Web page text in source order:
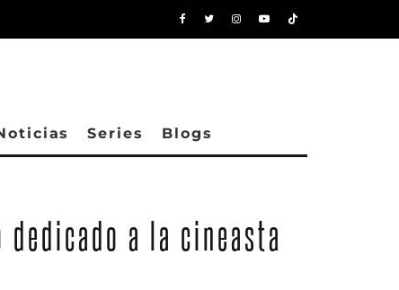
Series Blogs
a la cineasta